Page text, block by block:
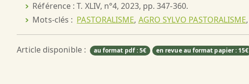
Référence : T. XLIV, n°4, 2023, pp. 347-360.
Mots-clés : PASTORALISME, AGRO SYLVO PASTORALISME,
Article disponible : au format pdf : 5€ en revue au format papier : 15€